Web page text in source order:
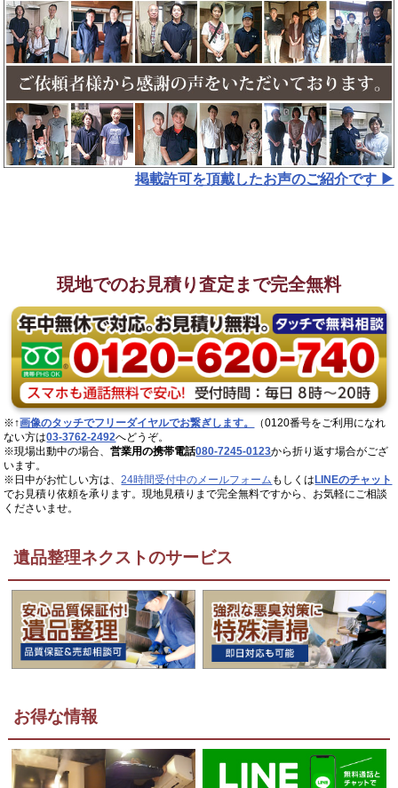
掲載許可を頂戴したお声のご紹介です ▶︎
現地でのお見積り査定まで完全無料
※↑画像のタッチでフリーダイヤルでお繋ぎします。
（0120番号をご利用になれ
ない方は03-3762-2492へどうぞ。
※現場出動中の場合、営業用の携帯電話080-7245-0123から折り返す場合がござ
います。
※日中がお忙しい方は、24時間受付中のメールフォーム もしくは LINEのチャット
でお見積り依頼を承ります。現地見積りまで完全無料ですから、お気軽にご相談
くださいませ。
遺品整理ネクストのサービス
お得な情報